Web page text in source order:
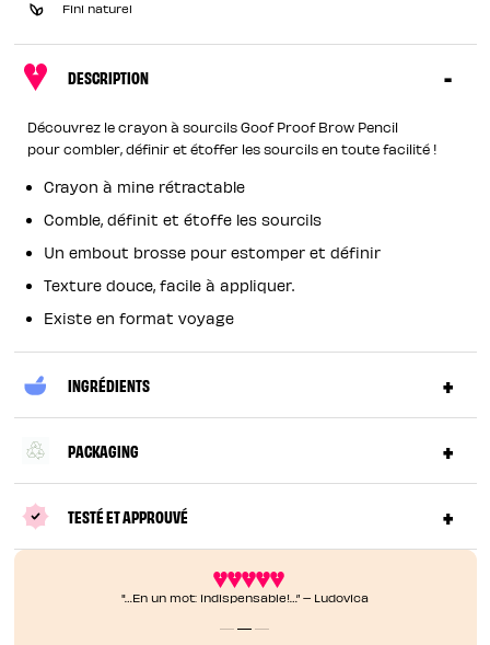
Fini naturel
DESCRIPTION
Découvrez le crayon à sourcils Goof Proof Brow Pencil
pour combler, définir et étoffer les sourcils en toute facilité !
Crayon à mine rétractable
Comble, définit et étoffe les sourcils
Un embout brosse pour estomper et définir
Texture douce, facile à appliquer.
Existe en format voyage
INGRÉDIENTS
PACKAGING
TESTÉ ET APPROUVÉ
"…En un mot: indispensable!…” – Ludovica